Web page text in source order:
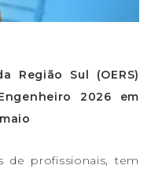
Região Sul (OERS)
2026 em
de profissionais, tem